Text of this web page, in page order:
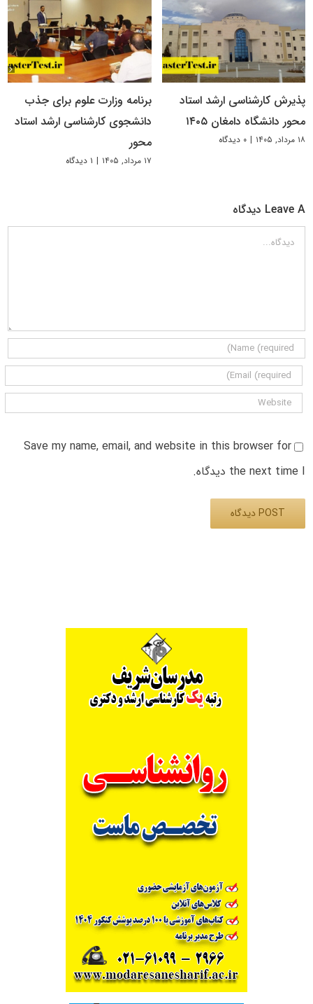
پذیرش کارشناسی ارشد استاد
محور دانشگاه دامغان ۱۴۰۵
۱۸ مرداد, ۱۴۰۵ | ۰ دیدگاه
برنامه وزارت علوم برای جذب
دانشجوی کارشناسی ارشد استاد
محور
۱۷ مرداد, ۱۴۰۵ | ۱ دیدگاه
Leave A دیدگاه
دیدگاه
Save my name, email, and website in this browser for
the next time I دیدگاه.